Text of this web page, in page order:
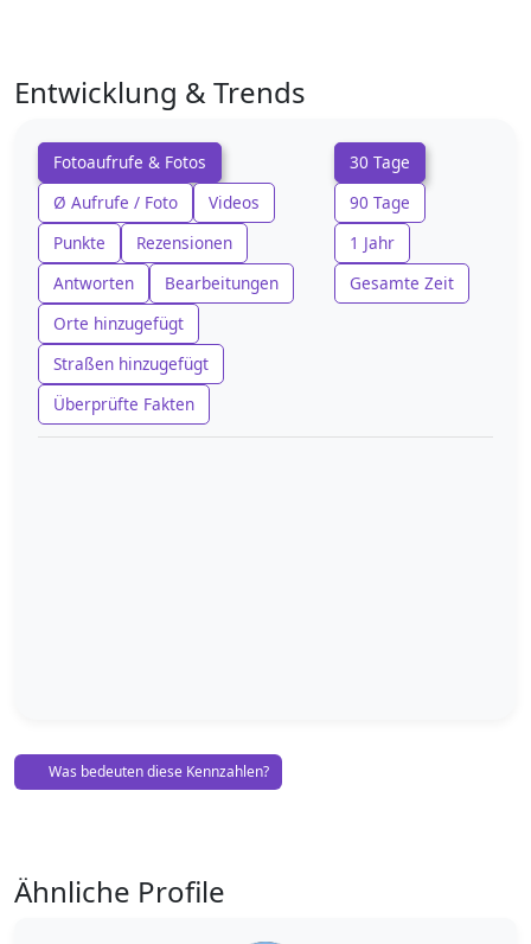
Entwicklung & Trends
Fotoaufrufe & Fotos
Ø Aufrufe / Foto
Videos
Punkte
Rezensionen
Antworten
Bearbeitungen
Orte hinzugefügt
Straßen hinzugefügt
Überprüfte Fakten
30 Tage
90 Tage
1 Jahr
Gesamte Zeit
Was bedeuten diese Kennzahlen?
Ähnliche Profile